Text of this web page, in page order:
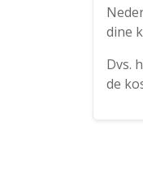
dine
Dvs.
de